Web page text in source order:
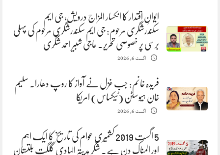
ایوانِ اقتدار کا انکسار المزاج درویش، جی ایم
سکندرشگری مرحوم: جی ایم سکندرشگری مرحوم کی پہلی
برسی پر خصوصی تحریر. حاجی شبیر احمد شگری
اگست 6, 2026
فریدہ خانم: جب غزل نے آواز کا روپ دھارا. سلیم
خان ہیوسٹن (ٹیکساس) امریکا
اگست 6, 2026
5 اگست 2019 کشمیری عوام کی تاریخ کا ایک اہم
اور المناک دن ہے. شگر ہدیتہ الہادی گلگت بلتستان